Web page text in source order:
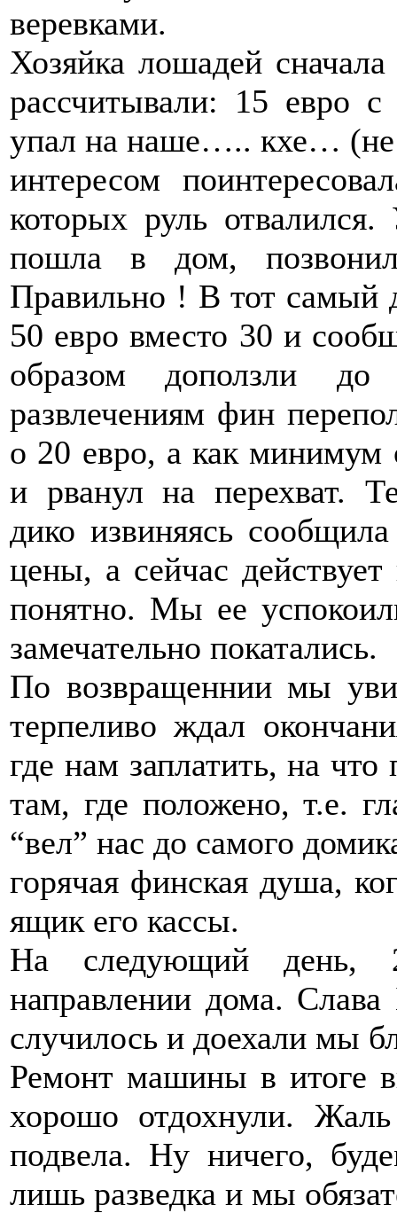
веревками.
Хозяйка лошадей
рассчитывали: 15 евро
упал на наше….. кхе… (не
интересом
которых руль
пошла в дом,
Правильно ! В тот самый
50 евро вместо 30 и
образом доползли
развлечениям фин
о 20 евро, а как минимум
и рванул на перехват.
дико извиняясь
цены, а сейчас
понятно. Мы ее
замечательно покатались.
По возвращеннии мы
терпеливо ждал
где нам заплатить, на что
там, где положено, т.е.
“вел” нас до самого
горячая финская душа,
ящик его кассы.
На следующий день,
направлении дома.
случилось и доехали мы
Ремонт машины в итоге
хорошо отдохнули.
подвела. Ну ничего,
лишь разведка и мы